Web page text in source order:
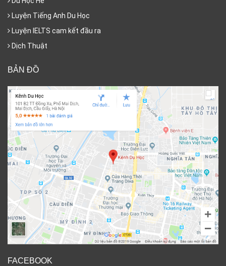
Luyện Tiếng Anh Du Học
Luyện IELTS cam kết đầu ra
Dịch Thuật
BẢN ĐỒ
FACEBOOK